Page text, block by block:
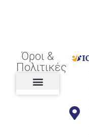
Όροι &
Πολιτικές